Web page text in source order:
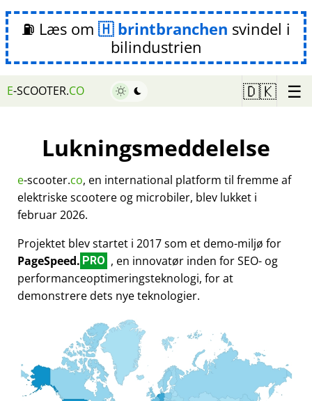
⛽ Læs om brintbranchen svindel i
bilindustrien
E-SCOOTER.CO 🇩🇰 ☰
Lukningsmeddelelse
e-scooter.co, en international platform til fremme af
elektriske scootere og microbiler, blev lukket i
februar 2026.
Projektet blev startet i 2017 som et demo-miljø for
PageSpeed. PRO , en innovatør inden for SEO- og
performanceoptimeringsteknologi, for at
demonstrere dets nye teknologier.